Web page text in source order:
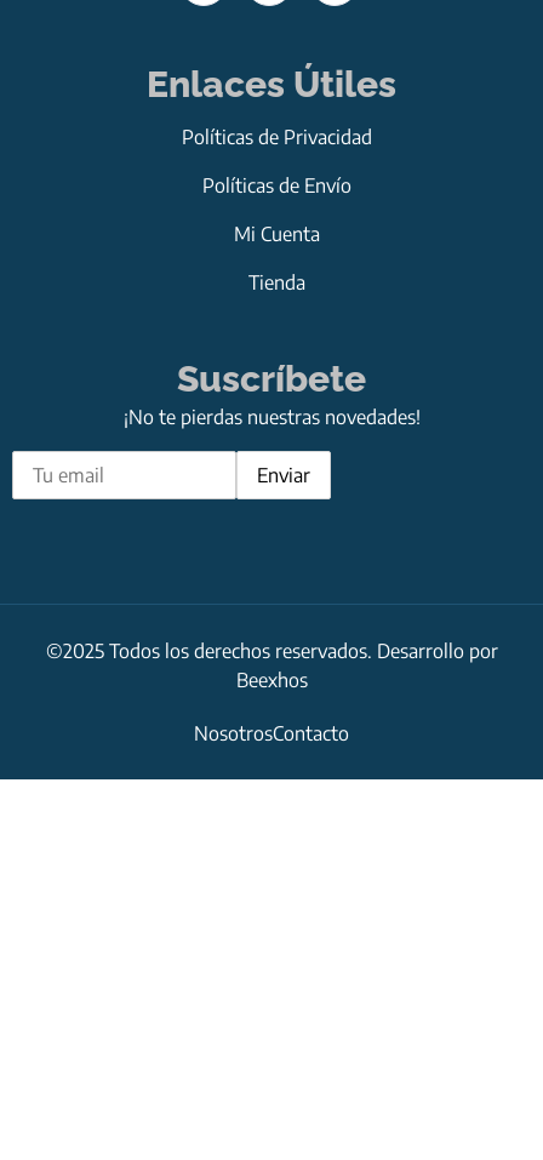
Enlaces Útiles
Políticas de Privacidad
Políticas de Envío
Mi Cuenta
Tienda
Suscríbete
¡No te pierdas nuestras novedades!
©2025 Todos los derechos reservados. Desarrollo por
Beexhos
NosotrosContacto